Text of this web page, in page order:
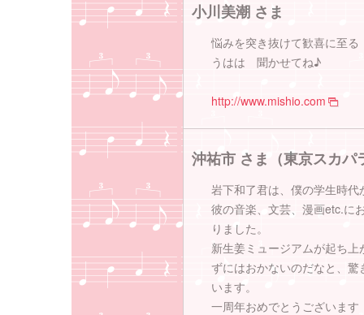
小川美潮 さま
悩みを突き抜けて歓喜に至
うはは 聞かせてね♪
http://www.mishio.com
沖祐市 さま（東京スカ
岩下和了君は、僕の学生時
彼の音楽、文芸、漫画etc.に
りました。
新生姜ミュージアムが起ち
ずにはおかないのだなと、
います。
一周年おめでとうございます